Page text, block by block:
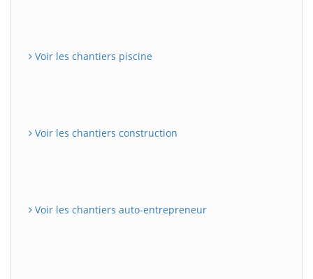
Voir les chantiers piscine
Voir les chantiers construction
Voir les chantiers auto-entrepreneur